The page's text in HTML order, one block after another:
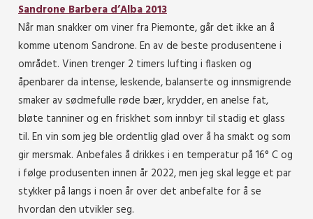
Sandrone Barbera d’Alba 2013
Når man snakker om viner fra Piemonte, går det ikke an å
komme utenom Sandrone. En av de beste produsentene i
området. Vinen trenger 2 timers lufting i flasken og
åpenbarer da intense, leskende, balanserte og innsmigrende
smaker av sødmefulle røde bær, krydder, en anelse fat,
bløte tanniner og en friskhet som innbyr til stadig et glass
til. En vin som jeg ble ordentlig glad over å ha smakt og som
gir mersmak. Anbefales å drikkes i en temperatur på 16° C og
i følge produsenten innen år 2022, men jeg skal legge et par
stykker på langs i noen år over det anbefalte for å se
hvordan den utvikler seg.